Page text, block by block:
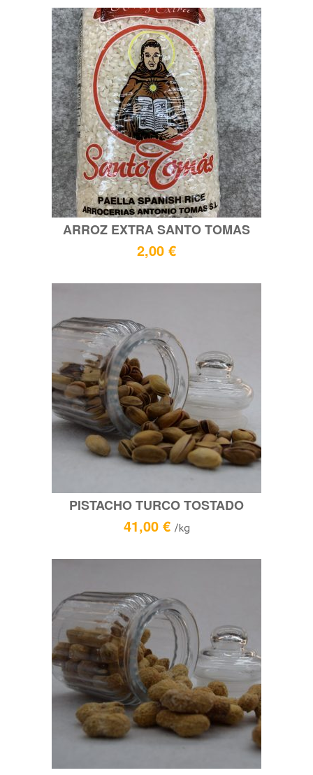
ARROZ EXTRA SANTO TOMAS
2,00 €
PISTACHO TURCO TOSTADO
41,00 €/kg